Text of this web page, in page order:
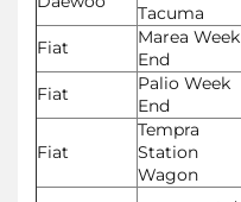
Tacuma
Fiat
Marea Week
End
Fiat
Palio Week
End
Fiat
Tempra
Station
Wagon